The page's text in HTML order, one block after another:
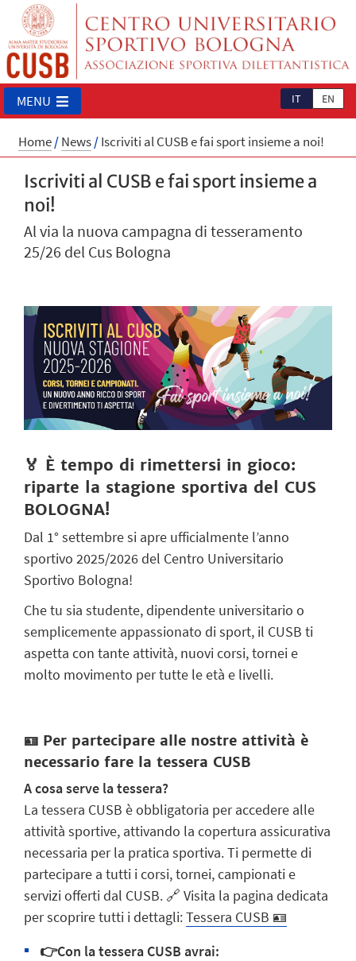
IT EN
MENU
Home/News/Iscriviti al CUSB e fai sport insieme a noi!
Iscriviti al CUSB e fai sport insieme a
noi!
Al via la nuova campagna di tesseramento
25/26 del Cus Bologna
🏅 È tempo di rimettersi in gioco:
riparte la stagione sportiva del CUS
BOLOGNA!
Dal 1° settembre si apre ufficialmente l’anno
sportivo 2025/2026 del Centro Universitario
Sportivo Bologna!
Che tu sia studente, dipendente universitario o
semplicemente appassionato di sport, il CUSB ti
aspetta con tante attività, nuovi corsi, tornei e
molto movimento per tutte le età e livelli.
🪪 Per partecipare alle nostre attività è
necessario fare la tessera CUSB
A cosa serve la tessera?
La tessera CUSB è obbligatoria per accedere alle
attività sportive, attivando la copertura assicurativa
necessaria per la pratica sportiva. Ti permette di
partecipare a tutti i corsi, tornei, campionati e
servizi offerti dal CUSB. 🔗 Visita la pagina dedicata
per scoprire tutti i dettagli:Tessera CUSB 🪪
👉Con la tessera CUSB avrai: